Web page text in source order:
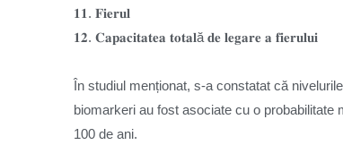
𝟏𝟏. 𝐅𝐢𝐞𝐫𝐮𝐥
𝟏𝟐. 𝐂𝐚𝐩𝐚𝐜𝐢𝐭𝐚𝐭𝐞𝐚 𝐭𝐨𝐭𝐚𝐥ă 𝐝𝐞 𝐥𝐞𝐠𝐚𝐫𝐞 𝐚 𝐟𝐢𝐞𝐫𝐮𝐥𝐮𝐢
În studiul menționat, s-a constatat că
biomarkeri au fost asociate cu o probabilitate
100 de ani.